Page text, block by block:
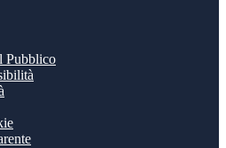
Pubblico